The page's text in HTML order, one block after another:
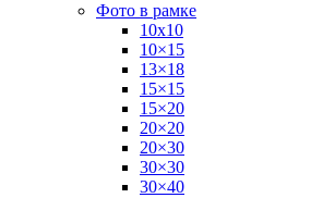
Фото в рамке
10х10
10×15
13×18
15×15
15×20
20×20
20×30
30×30
30×40